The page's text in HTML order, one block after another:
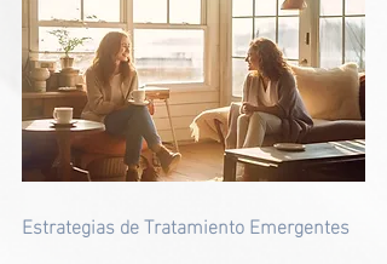
Estrategias de Tratamiento Emergentes